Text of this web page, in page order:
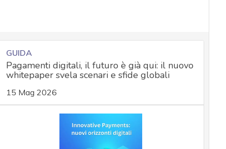
GUIDA
Pagamenti digitali, il futuro è già qui: il nuovo
whitepaper svela scenari e sfide globali
15 Mag 2026